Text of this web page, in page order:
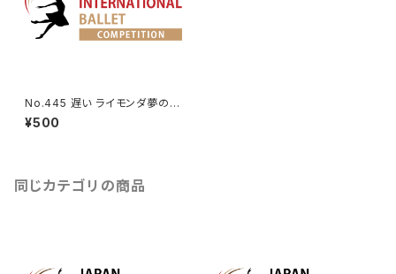
No.445 遅い ライモンダ夢の場
より女性Va.
¥500
同じカテゴリの商品